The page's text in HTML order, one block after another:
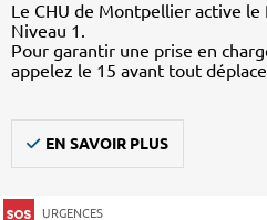
Le CHU de Montpellier active le
Niveau 1.
Pour garantir une prise en
appelez le 15 avant tout
EN SAVOIR PLUS
URGENCES